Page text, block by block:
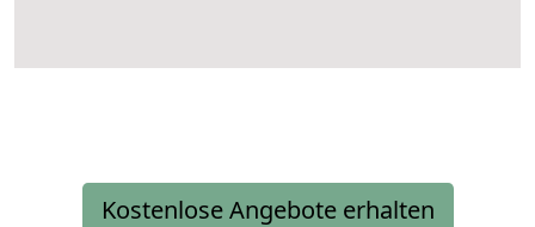
Kostenlose Angebote erhalten